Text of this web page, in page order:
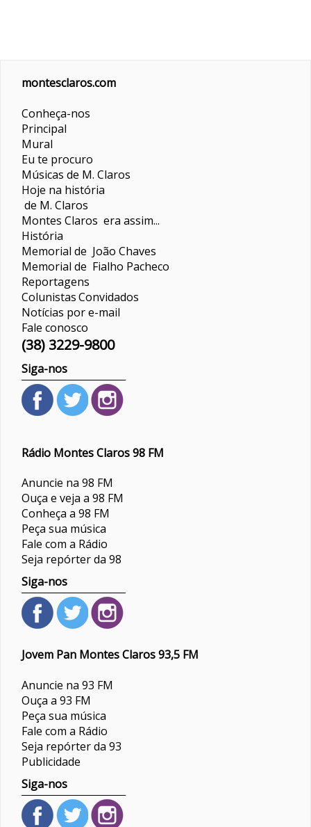
montesclaros.com
Conheça-nos
Principal
Mural
Eu te procuro
Músicas de M. Claros
Hoje na história
de M. Claros
Montes Claros era assim...
História
Memorial de João Chaves
Memorial de Fialho Pacheco
Reportagens
ColunistasConvidados
Notícias por e-mail
Fale conosco
(38) 3229-9800
Siga-nos
Rádio Montes Claros 98 FM
Anuncie na 98 FM
Ouça e veja a 98 FM
Conheça a 98 FM
Peça sua música
Fale com a Rádio
Seja repórter da 98
Siga-nos
Jovem Pan Montes Claros 93,5 FM
Anuncie na 93 FM
Ouça a 93 FM
Peça sua música
Fale com a Rádio
Seja repórter da 93
Publicidade
Siga-nos